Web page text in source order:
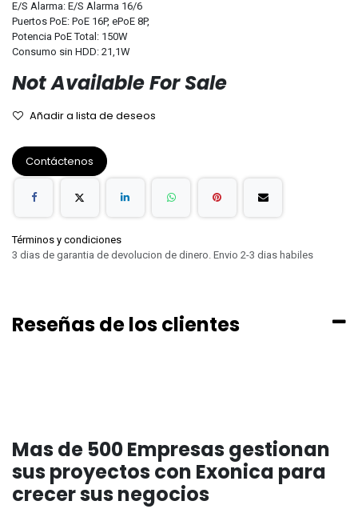
E/S Alarma: E/S Alarma 16/6
Puertos PoE: PoE 16P, ePoE 8P,
Potencia PoE Total: 150W
Consumo sin HDD: 21,1W
Not Available For Sale
Añadir a lista de deseos
Contáctenos
Términos y condiciones
3 dias de garantia de devolucion de dinero. Envio 2-3 dias habiles
Reseñas de los clientes
Mas de 500 Empresas gestionan
sus proyectos con Exonica para
crecer sus negocios